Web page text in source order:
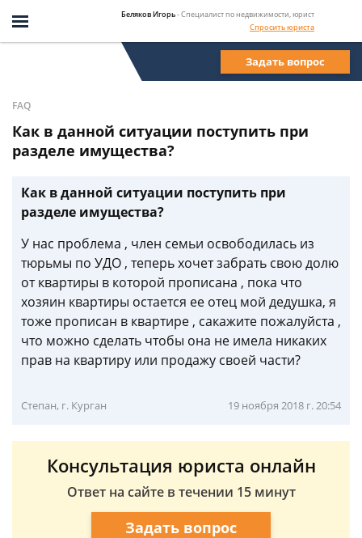
Беляков Игорь- Специалист по недвижимости, юрист
Спросить юриста
Задать вопрос
FAQ
Как в данной ситуации поступить при
разделе имущества?
Как в данной ситуации поступить при
разделе имущества?
У нас проблема , член семьи освободилась из
тюрьмы по УДО , теперь хочет забрать свою долю
от квартиры в которой прописана , пока что
хозяин квартиры остается ее отец мой дедушка, я
тоже прописан в квартире , сакажите пожалуйста ,
что можно сделать чтобы она не имела никаких
прав на квартиру или продажу своей части?
Степан, г. Курган 19 ноября 2018 г. 20:54
Консультация юриста онлайн
Ответ на сайте в течении 15 минут
Задать вопрос